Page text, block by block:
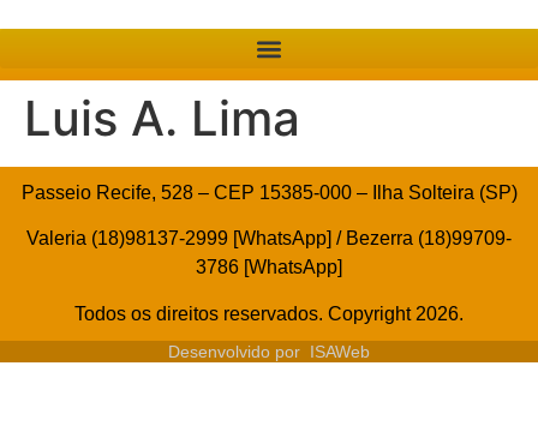
Luis A. Lima
Passeio Recife, 528 – CEP 15385-000 – Ilha Solteira (SP)
Valeria (18)98137-2999 [WhatsApp] / Bezerra (18)99709-
3786 [WhatsApp]
Todos os direitos reservados. Copyright 2026.
Desenvolvido por ISAWeb